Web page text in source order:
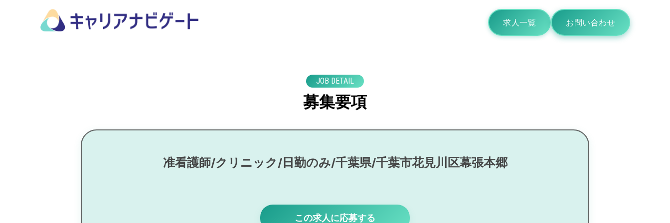
求人一覧 お問い合わせ
JOB DETAIL
募集要項
准看護師/クリニック/日勤のみ/千葉県/千葉市花見川区幕張本郷
この求人に応募する